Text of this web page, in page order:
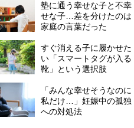
塾に通う幸せな子と不幸
せな子…差を分けたのは
家庭の言葉だった
すぐ消える子に履かせた
い「スマートタグが入る
靴」という選択肢
「みんな幸せそうなのに
私だけ…」妊娠中の孤独
への対処法